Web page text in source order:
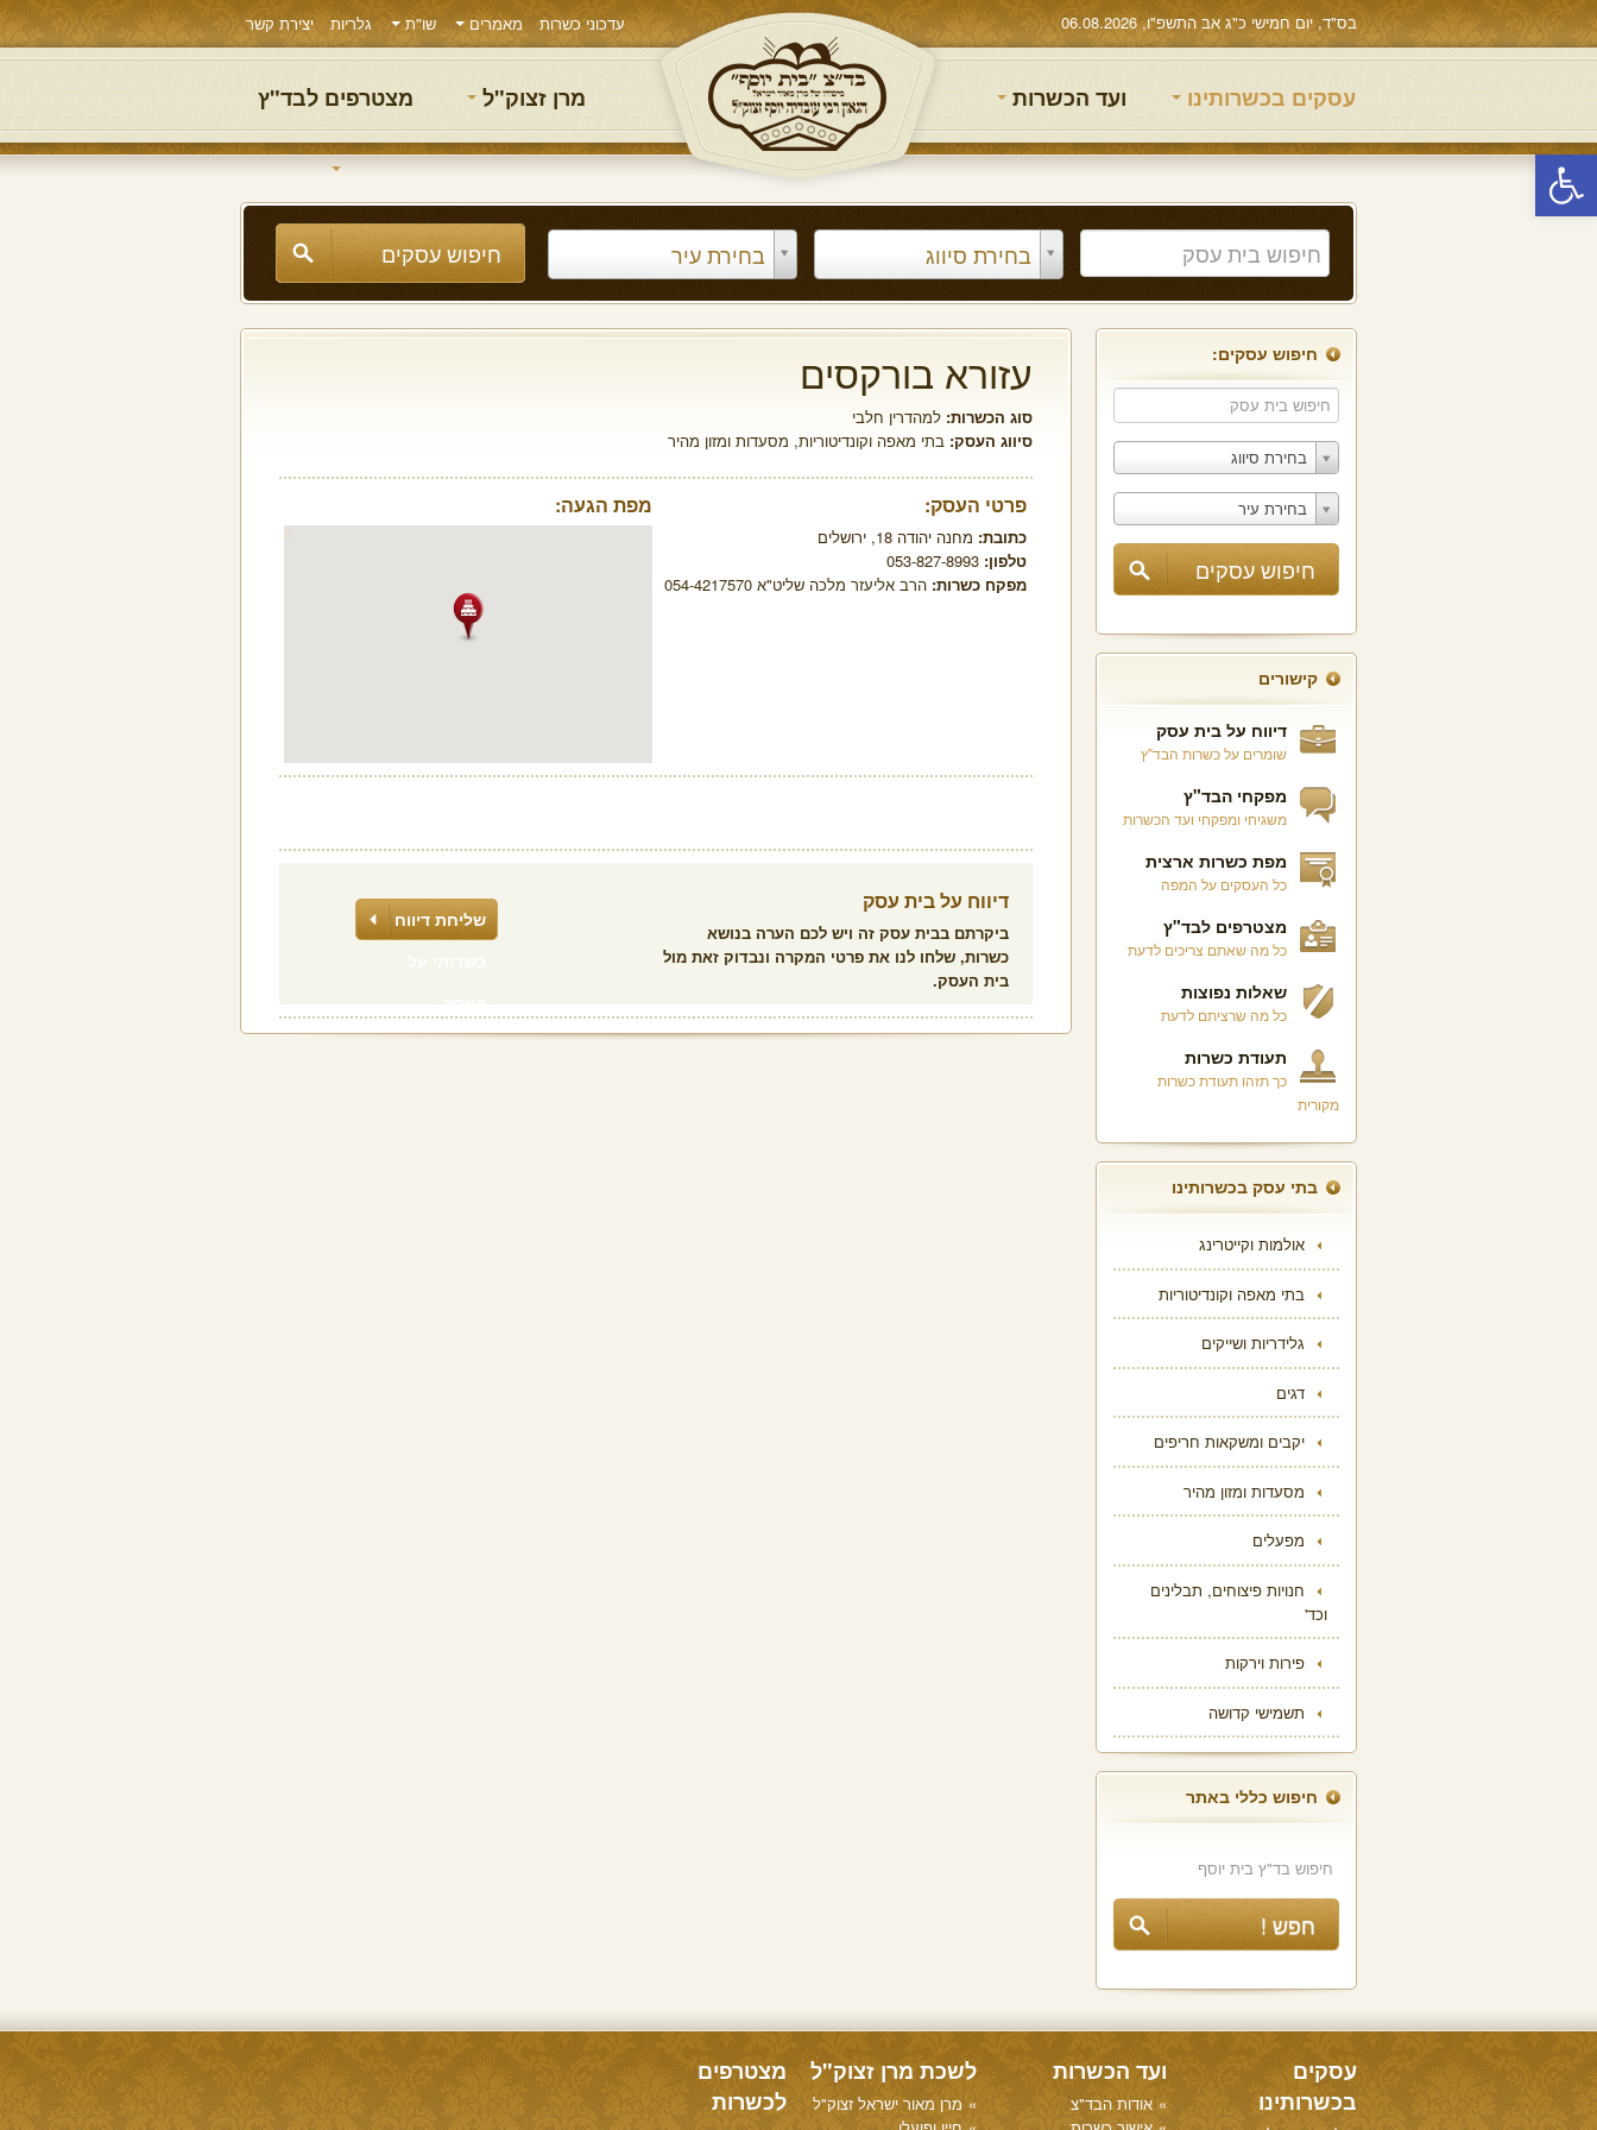
פתח סרגל נגישות
בס"ד, יום חמישי כ"ג אב התשפ"ו, 06.08.2026 עדכוני כשרות מאמרים שו"ת גלריות יצירת קשר
עסקים בכשרותינו ועד הכשרות מרן זצוק"ל מצטרפים לבד"ץ
בחירת סיווג בחירת עיר
חיפוש עסקים:
בחירת סיווג
בחירת עיר
קישורים
דיווח על בית עסק
שומרים על כשרות הבד"ץ
מפקחי הבד"ץ
משגיחי ומפקחי ועד הכשרות
מפת כשרות ארצית
כל העסקים על המפה
מצטרפים לבד"ץ
כל מה שאתם צריכים לדעת
שאלות נפוצות
כל מה שרציתם לדעת
תעודת כשרות
כך תזהו תעודת כשרות
מקורית
בתי עסק בכשרותינו
אולמות וקייטרינג
בתי מאפה וקונדיטוריות
גלידריות ושייקים
דגים
יקבים ומשקאות חריפים
מסעדות ומזון מהיר
מפעלים
חנויות פיצוחים, תבלינים
וכד'
פירות וירקות
תשמישי קדושה
חיפוש כללי באתר
עזורא בורקסים
סוג הכשרות: למהדרין חלבי
סיווג העסק: בתי מאפה וקונדיטוריות, מסעדות ומזון מהיר
פרטי העסק:
כתובת: מחנה יהודה 18, ירושלים
טלפון: 053-827-8993
מפקח כשרות: הרב אליעזר מלכה שליט"א 054-4217570
מפת הגעה:
דיווח על בית עסק
ביקרתם בבית עסק זה ויש לכם הערה בנושא
כשרות, שלחו לנו את פרטי המקרה ונבדוק זאת מול
בית העסק.
שליחת דיווח
עסקים
בכשרותינו
ועד הכשרות
אודות הבד"צ
לשכת מרן זצוק"ל
מרן מאור ישראל זצוק"ל
מצטרפים
לכשרות